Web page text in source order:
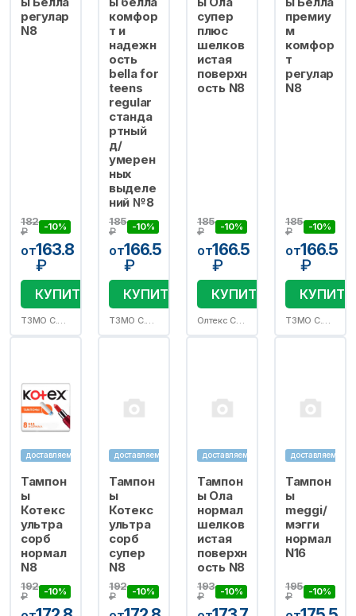
регулар
N8
182
₽
-10%
от163.8
₽
КУПИТЬ
ТЗМО С.А.(Торунский ЗД)
комфор
т и
надежн
ость
bella for
teens
regular
станда
ртный
д/
умерен
ных
выделе
ний №8
185
₽
-10%
от166.5
₽
КУПИТЬ
ТЗМО С.А.(Торунский ЗД)
супер
плюс
шелков
истая
поверхн
ость N8
185
₽
-10%
от166.5
₽
КУПИТЬ
Олтекс С.А. ЗАО
премиу
м
комфор
т
регулар
N8
185
₽
-10%
от166.5
₽
КУПИТЬ
ТЗМО С.А.(Торунский ЗД)
доставляем
Тампон
ы
Котекс
ультра
сорб
нормал
N8
192
₽
-10%
доставляем
Тампон
ы
Котекс
ультра
сорб
супер
N8
192
₽
-10%
доставляем
Тампон
ы Ола
нормал
шелков
истая
поверхн
ость N8
193
₽
-10%
доставляем
Тампон
ы
meggi/
мэгги
нормал
N16
195
₽
-10%